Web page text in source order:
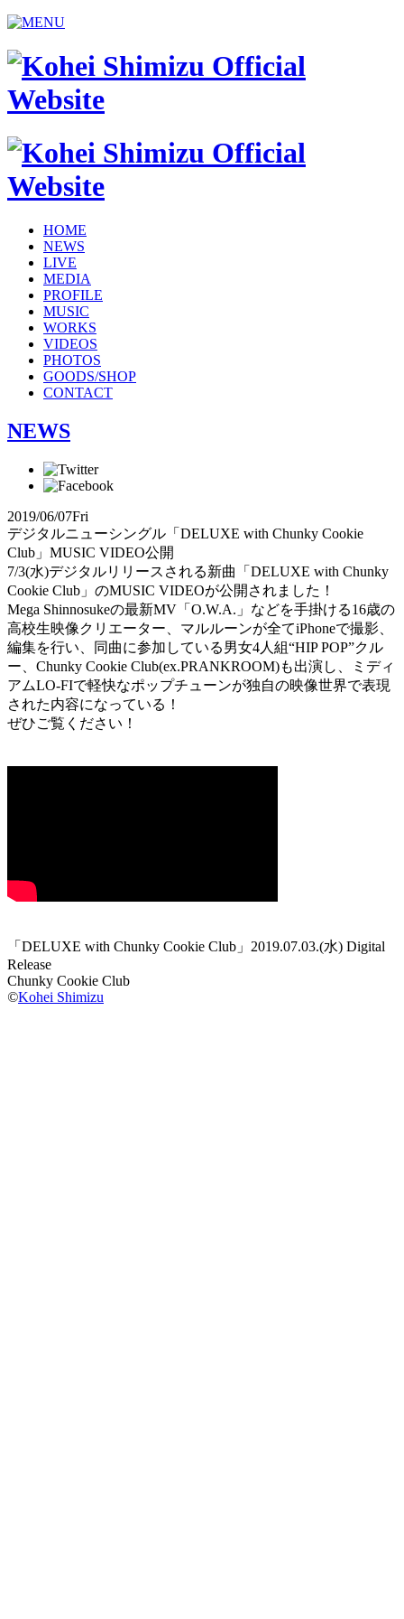
HOME
NEWS
LIVE
MEDIA
PROFILE
MUSIC
WORKS
VIDEOS
PHOTOS
GOODS/SHOP
CONTACT
NEWS
2019/06/07Fri
デジタルニューシングル「DELUXE with Chunky Cookie
Club」MUSIC VIDEO公開
7/3(水)デジタルリリースされる新曲「DELUXE with Chunky
Cookie Club」のMUSIC VIDEOが公開されました！
Mega Shinnosukeの最新MV「O.W.A.」などを手掛ける16歳の
高校生映像クリエーター、マルルーンが全てiPhoneで撮影、
編集を行い、同曲に参加している男女4人組“HIP POP”クル
ー、Chunky Cookie Club(ex.PRANKROOM)も出演し、ミディ
アムLO-FIで軽快なポップチューンが独自の映像世界で表現
された内容になっている！
ぜひご覧ください！
「DELUXE with Chunky Cookie Club」2019.07.03.(水) Digital
Release
Chunky Cookie Club
©Kohei Shimizu